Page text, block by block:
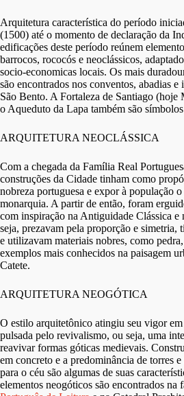
Arquitetura característica do período
(1500) até o momento de declaração da
edificações deste período reúnem
barrocos, rococós e neoclássicos,
socio-economicas locais. Os mais
são encontrados nos conventos, abadias
São Bento. A Fortaleza de Santiago
o Aqueduto da Lapa também são
ARQUITETURA NEOCLÁSSICA
Com a chegada da Família Real
construções da Cidade tinham como
nobreza portuguesa e expor à população
monarquia. A partir de então, foram
com inspiração na Antiguidade Clássica e
seja, prezavam pela proporção e simetria,
e utilizavam materiais nobres, como
exemplos mais conhecidos na paisagem
Catete.
ARQUITETURA NEOGÓTICA
O estilo arquitetônico atingiu seu vigor
pulsada pelo revivalismo, ou seja, uma
reavivar formas góticas medievais.
em concreto e a predominância de torres
para o céu são algumas de suas
elementos neogóticos são encontrados na